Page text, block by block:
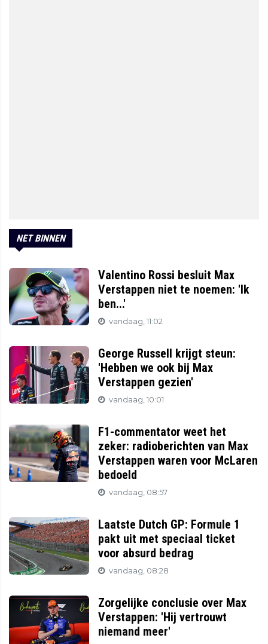
NET BINNEN
Valentino Rossi besluit Max
Verstappen niet te noemen: 'Ik
ben...'
vandaag, 11:02
George Russell krijgt steun:
'Hebben we ook bij Max
Verstappen gezien'
vandaag, 10:01
F1-commentator weet het
zeker: radioberichten van Max
Verstappen waren voor McLaren
bedoeld
vandaag, 08:57
Laatste Dutch GP: Formule 1
pakt uit met speciaal ticket
voor absurd bedrag
vandaag, 08:28
Zorgelijke conclusie over Max
Verstappen: 'Hij vertrouwt
niemand meer'